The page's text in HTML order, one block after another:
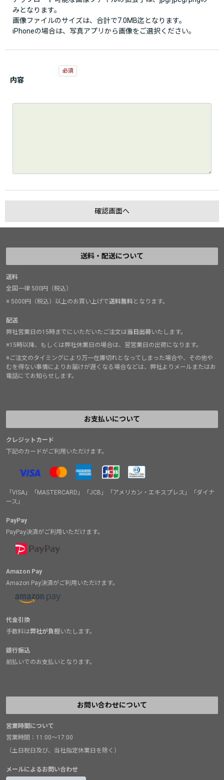
みとなります。
画像ファイルのサイズは、合計で7.0MB迄となります。
iPhoneの場合は、写真アプリから画像をご選択ください。
内容
送料・配送について
送料
全国一律 500円（税込）
※ 5000円（税込）以上のお買い上げで送料無料となります。
配送
弊社営業日の15時までにいただいたご注文は当日出荷いたします。
※15時以降、もしくは弊社休業日の場合は、翌営業日の出荷になります。
※ご注文のタイミングにより万一在庫切れとなってしまった場合や、その他や
むを得ない事情によりお届けが遅くなる場合などは、弊社よりメールまたはお
電話にてお知らせします。
お支払いについて
クレジットカード
下記のカードがご利用いただけます。
「VISA」「MASTERCARD」「JCB」「アメリカン・エキスプレス」「ダイナ
ース」
PayPay
PayPay決済がご利用いただけます。
Amazon Pay
Amazon Pay決済がご利用いただけます。
代金引換
手数料は弊社が負担いたします。
銀行振込
前払いでのお支払いとなります。
お問い合わせについて
営業時間について
営業時間：11:00～17:00
（土日祝日及び、当社指定休業日を除く）
メールによるお問い合わせ